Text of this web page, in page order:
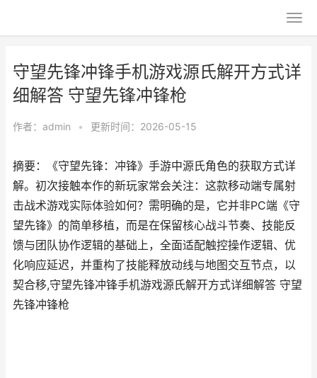
守望先锋冲锋手机游戏源氏解开方式详
细解答 守望先锋冲锋枪
作者： admin • 更新时间：2026-05-15
摘要：《守望先锋：冲锋》手游中源氏角色的获取方式详
解。初次接触本作的新玩家常会关注：这款移动端专属射
击战术游戏实际体验如何？需明确的是，它并非PC端《守
望先锋》的简单移植，而是在保留核心战斗节奏、技能反
馈与团队协作逻辑的基础上，全面适配触控操作逻辑、优
化响应延迟，并重构了技能释放动线与地图交互节点，以
契合移,守望先锋冲锋手机游戏源氏解开方式详细解答 守望
先锋冲锋枪